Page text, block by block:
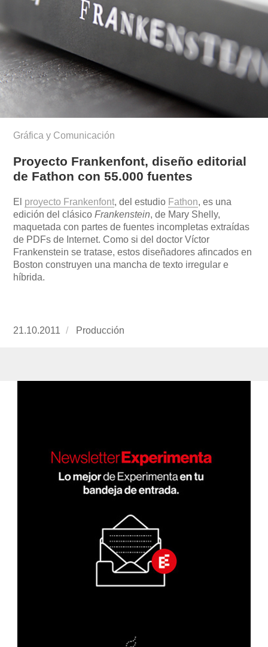
Gráfica y Comunicación
Proyecto Frankenfont, diseño editorial
de Fathon con 55.000 fuentes
El proyecto Frankenfont, del estudio Fathon, es una
edición del clásicoFrankenstein, de Mary Shelly,
maquetada con partes de fuentes incompletas extraídas
de PDFs de Internet. Como si del doctor Víctor
Frankenstein se tratase, estos diseñadores afincados en
Boston construyen una mancha de texto irregular e
híbrida.
Publicado
21.10.2011 https://www.experimenta.es/author/
Producción